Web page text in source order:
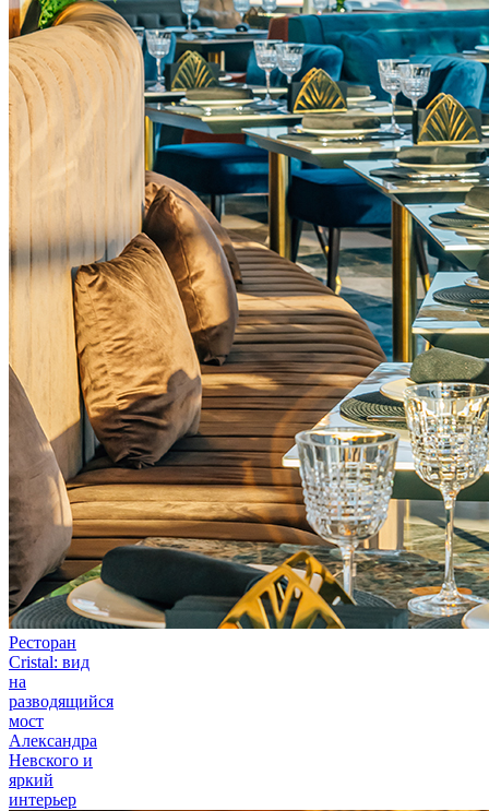
Ресторан
Cristal: вид
на
разводящийся
мост
Александра
Невского и
яркий
интерьер